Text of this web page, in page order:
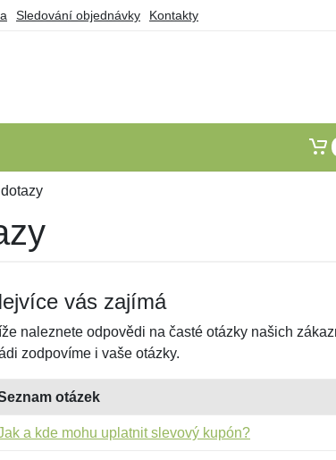
Sledování objednávky Kontakty
vás zajímá
naleznete odpovědi na časté otázky našich
zodpovíme i vaše otázky.
otázek
a kde mohu uplatnit slevový kupón?